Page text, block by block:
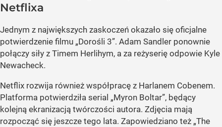
Netflixa
Jednym z największych zaskoczeń okazało się oficjalne
potwierdzenie filmu „Dorośli 3”. Adam Sandler ponownie
połączy siły z Timem Herlihym, a za reżyserię odpowie Kyle
Newacheck.
Netflix rozwija również współpracę z Harlanem Cobenem.
Platforma potwierdziła serial „Myron Boltar”, będący
kolejną ekranizacją twórczości autora. Zdjęcia mają
rozpocząć się jeszcze tego lata. Zapowiedziano też „The